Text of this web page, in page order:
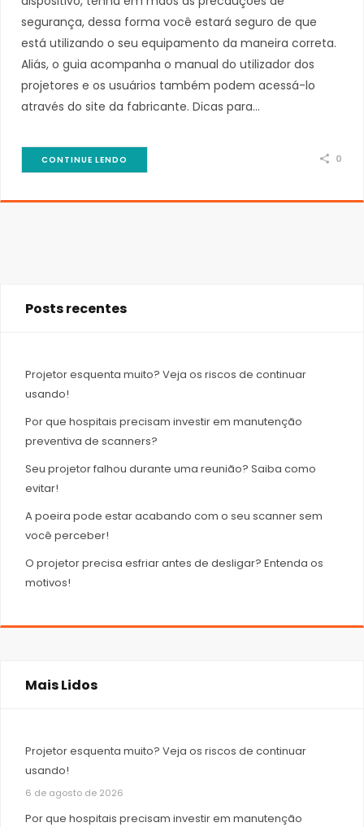
segurança, dessa forma você estará seguro de que
está utilizando o seu equipamento da maneira correta.
Aliás, o guia acompanha o manual do utilizador dos
projetores e os usuários também podem acessá-lo
através do site da fabricante. Dicas para…
CONTINUE LENDO 0
Posts recentes
Projetor esquenta muito? Veja os riscos de continuar
usando!
Por que hospitais precisam investir em manutenção
preventiva de scanners?
Seu projetor falhou durante uma reunião? Saiba como
evitar!
A poeira pode estar acabando com o seu scanner sem
você perceber!
O projetor precisa esfriar antes de desligar? Entenda os
motivos!
Mais Lidos
Projetor esquenta muito? Veja os riscos de continuar
usando!
6 de agosto de 2026
Por que hospitais precisam investir em manutenção